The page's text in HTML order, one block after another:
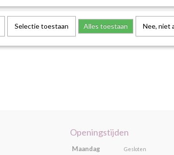
Openingstijden
Maandag Gesloten
Selectie toestaan Alles toestaan Nee, niet